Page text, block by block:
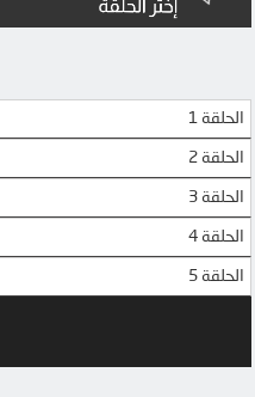
الحلقة 1
الحلقة 2
الحلقة 3
الحلقة 4
الحلقة 5